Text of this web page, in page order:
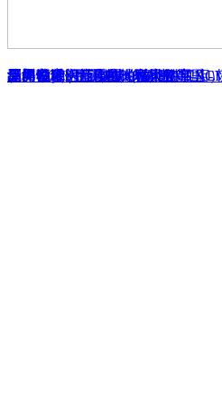
华美紫馨医疗中心（漳州旗舰店
厦门私宅
厦门富贵门花园-130联排别墅
深圳-5000平 - 柒城影像
品界设计 | 生活在时间的沉淀里 -
漳州私宅 - 无风格，亦风格
厦门恒禾七尚 - 私人住宅
龙海中联锦江御景 - 私人住宅
品界设计 | “ 最纯粹的优雅